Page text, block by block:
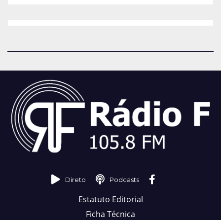
Direto Podcasts
Estatuto Editorial
Ficha Técnica